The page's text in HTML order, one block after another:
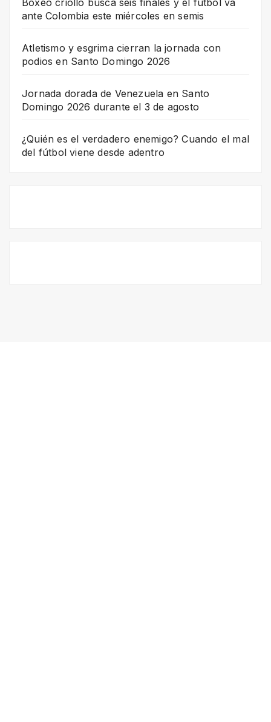
ante Colombia este miércoles en semis
Atletismo y esgrima cierran la jornada con
podios en Santo Domingo 2026
Jornada dorada de Venezuela en Santo
Domingo 2026 durante el 3 de agosto
¿Quién es el verdadero enemigo? Cuando el mal
del fútbol viene desde adentro